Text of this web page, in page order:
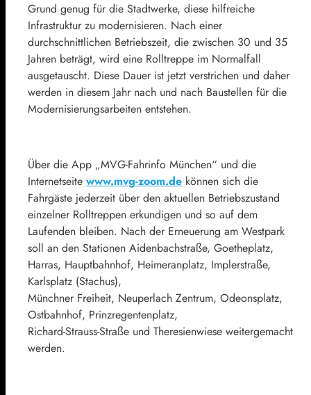
Grund genug für die Stadtwerke, diese hilfreiche
Infrastruktur zu modernisieren. Nach einer
durchschnittlichen Betriebszeit, die zwischen 30 und 35
Jahren beträgt, wird eine Rolltreppe im Normalfall
ausgetauscht. Diese Dauer ist jetzt verstrichen und daher
werden in diesem Jahr nach und nach Baustellen für die
Modernisierungsarbeiten entstehen.
Über die App „MVG-Fahrinfo München“ und die
Internetseite www.mvg-zoom.de können sich die
Fahrgäste jederzeit über den aktuellen Betriebszustand
einzelner Rolltreppen erkundigen und so auf dem
Laufenden bleiben. Nach der Erneuerung am Westpark
soll an den Stationen Aidenbachstraße, Goetheplatz,
Harras, Hauptbahnhof, Heimeranplatz, Implerstraße,
Karlsplatz (Stachus),
Münchner Freiheit, Neuperlach Zentrum, Odeonsplatz,
Ostbahnhof, Prinzregentenplatz,
Richard-Strauss-Straße und Theresienwiese weitergemacht
werden.